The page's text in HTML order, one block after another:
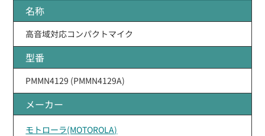
名称
高音域対応コンパクトマイク
型番
PMMN4129 (PMMN4129A)
メーカー
モトローラ(MOTOROLA)